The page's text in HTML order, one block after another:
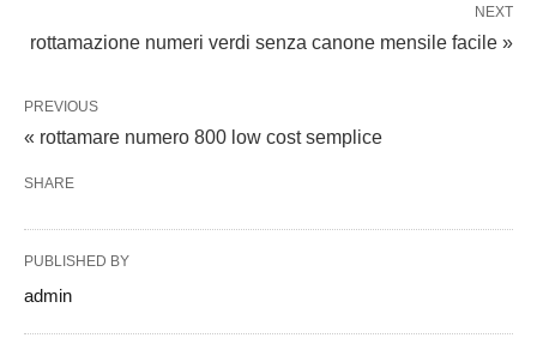
NEXT
rottamazione numeri verdi senza canone mensile facile »
PREVIOUS
« rottamare numero 800 low cost semplice
SHARE
PUBLISHED BY
admin